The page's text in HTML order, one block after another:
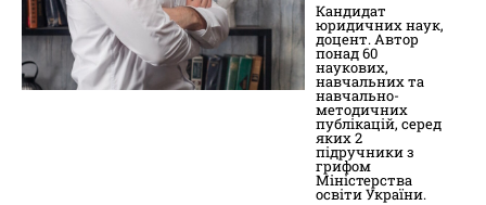
Кандидат
юридичних наук,
доцент. Автор
понад 60
наукових,
навчальних та
навчально-
методичних
публікацій, серед
яких 2
підручники з
грифом
Міністерства
освіти України.